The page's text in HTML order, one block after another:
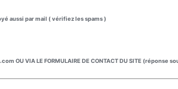
aussi par mail ( vérifiez les spams )
OU VIA LE FORMULAIRE DE CONTACT DU SITE (réponse